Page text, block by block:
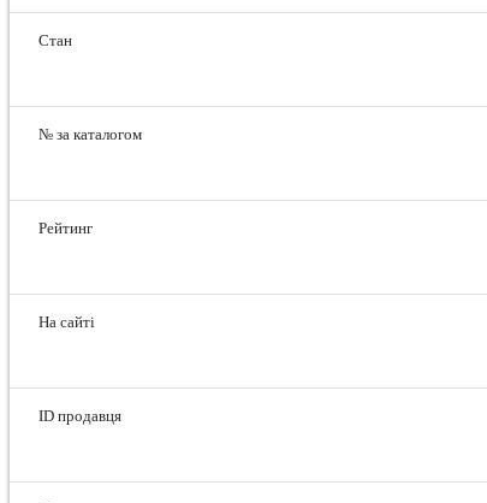
Стан
№ за каталогом
Рейтинг
На сайті
ID продавця